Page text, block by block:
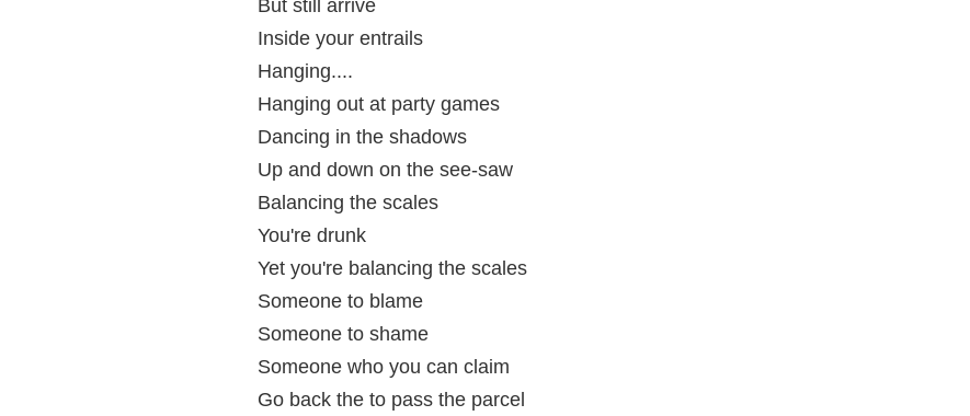
But still arrive
Inside your entrails
Hanging....
Hanging out at party games
Dancing in the shadows
Up and down on the see-saw
Balancing the scales
You're drunk
Yet you're balancing the scales
Someone to blame
Someone to shame
Someone who you can claim
Go back the to pass the parcel